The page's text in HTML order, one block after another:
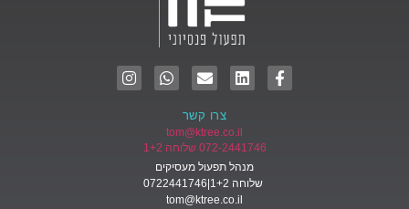
צרו קשר
tom@ktree.co.il
072-2441746 שלוחה 1+2
מנהל תפעול מעסיקים
שלוחה 1+2|0722441746
tom@ktree.co.il